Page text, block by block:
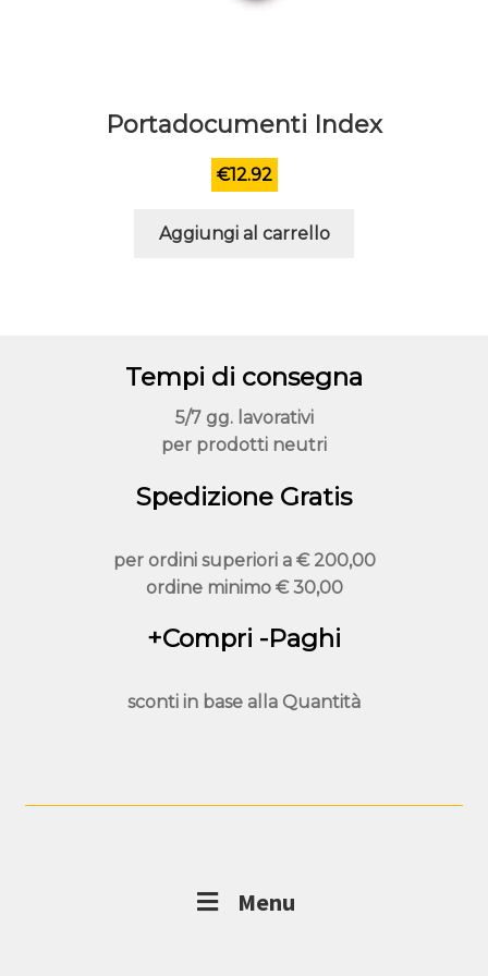
Portadocumenti Index
€12.92
Aggiungi al carrello
Tempi di consegna
5/7 gg. lavorativi
per prodotti neutri
Spedizione Gratis
per ordini superiori a € 200,00
ordine minimo€ 30,00
+Compri -Paghi
sconti in base alla Quantità
Menu